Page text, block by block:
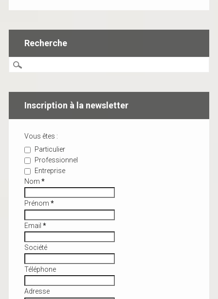
Recherche
Inscription à la newsletter
Vous êtes :
Particulier
Professionnel
Entreprise
Nom *
Prénom *
Email *
Société
Téléphone
Adresse